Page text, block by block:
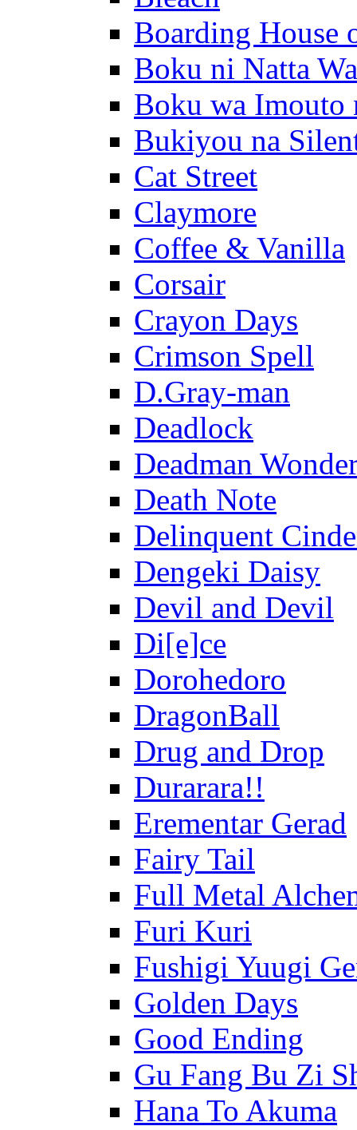
Boarding House
Boku ni Natta
Boku wa
Bukiyou na
Cat Street
Claymore
Coffee & Vanilla
Corsair
Crayon Days
Crimson Spell
D.Gray-man
Deadlock
Deadman
Death Note
Delinquent
Dengeki Daisy
Devil and Devil
Di[e]ce
Dorohedoro
DragonBall
Drug and Drop
Durarara!!
Erementar Gerad
Fairy Tail
Full Metal
Furi Kuri
Fushigi Yuugi
Golden Days
Good Ending
Gu Fang Bu Zi
Hana To Akuma